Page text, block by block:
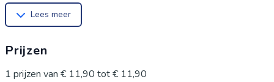
heerlijke verfrissing voor uw stoel, terras of auto.
schadelijke kleurstoffen. Ritssluiting. MODERNE PRINTS -
Gedrukt met behulp van de modernste digitale
Lees meer
Prijzen
1 prijzen van € 11,90 tot€ 11,90